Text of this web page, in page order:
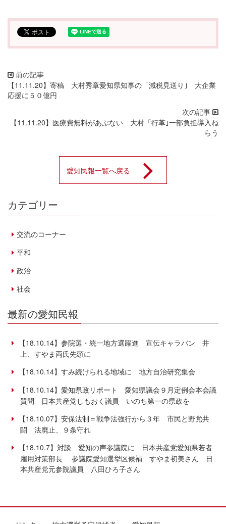
【11.11.20】寄稿 大村秀章愛知県知事の「減税見送り｣ 大企業
応援に５０億円
【11.11.20】医療費無料があぶない 大村「行革｣一部負担導入ね
らう
愛知民報一覧へ戻る
カテゴリー
交流のコーナー
平和
政治
社会
最新の愛知民報
【18.10.14】参院選・統一地方選躍進 宣伝キャラバン 井
上、すやま両氏先頭に
【18.10.14】すみ続けられる地域に 地方自治研究集会
【18.10.14】愛知県政リポート 愛知県議会９月定例会本会議
質問 日本共産党しもおく議員 いのち第一の県政を
【18.10.07】安保法制＝戦争法強行から３年 市民と野党共
闘 法廃止、９条守れ
【18.10.7】対談 愛知の声参議院に 日本共産党愛知県若者
雇用対策部長 参議院愛知選挙区候補 すやま初美さん 日
本共産党元参院議員 八田ひろ子さん